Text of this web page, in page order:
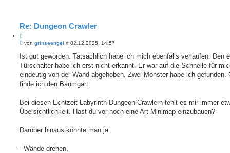
Re: Dungeon Crawler
i
e
r
n
B
i
a
von grinseengel » 02.12.2025, 14:57
Ist gut geworden. Tatsächlich habe ich mich ebenfalls verlaufen. Den
Türschalter habe ich erst nicht erkannt. Er war auf die Schnelle für
eindeutig von der Wand abgehoben. Zwei Monster habe ich gefunden.
finde ich den Baumgart.
Bei diesen Echtzeit-Labyrinth-Dungeon-Crawlern fehlt es mir immer
Übersichtlichkeit. Hast du vor noch eine Art Minimap einzubauen?
Darüber hinaus könnte man ja:
- Wände drehen,